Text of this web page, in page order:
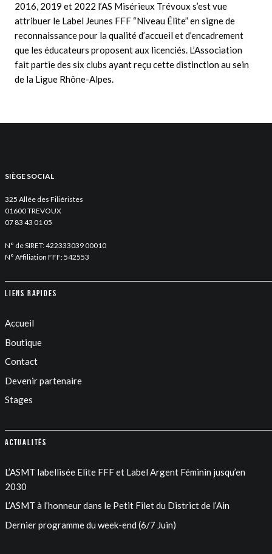
2016, 2019 et 2022 l’AS Misérieux Trévoux s’est vue
attribuer le Label Jeunes FFF “Niveau Élite” en signe de
reconnaissance pour la qualité d’accueil et d’encadrement
que les éducateurs proposent aux licenciés. L’Association
fait partie des six clubs ayant reçu cette distinction au sein
de la Ligue Rhône-Alpes.
SIÈGE SOCIAL
325 Allée des Filiéristes
01600 TREVOUX
07 83 43 01 05
N° de SIRET: 422333039 00010
N° Affiliation FFF: 542553
Liens rapides
Accueil
Boutique
Contact
Devenir partenaire
Stages
Actualités
L’ASMT labellisée Elite FFF et Label Argent Féminin jusqu’en
2030
L’ASMT à l’honneur dans le Petit Filet du District de l’Ain
Dernier programme du week-end (6/7 Juin)